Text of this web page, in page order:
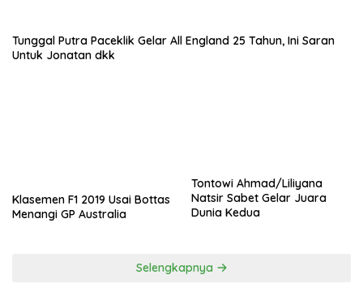
Tunggal Putra Paceklik Gelar All England 25 Tahun, Ini Saran
Untuk Jonatan dkk
Klasemen F1 2019 Usai Bottas
Menangi GP Australia
Tontowi Ahmad/Liliyana
Natsir Sabet Gelar Juara
Dunia Kedua
Selengkapnya